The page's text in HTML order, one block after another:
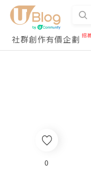
社群創作有價企劃
0